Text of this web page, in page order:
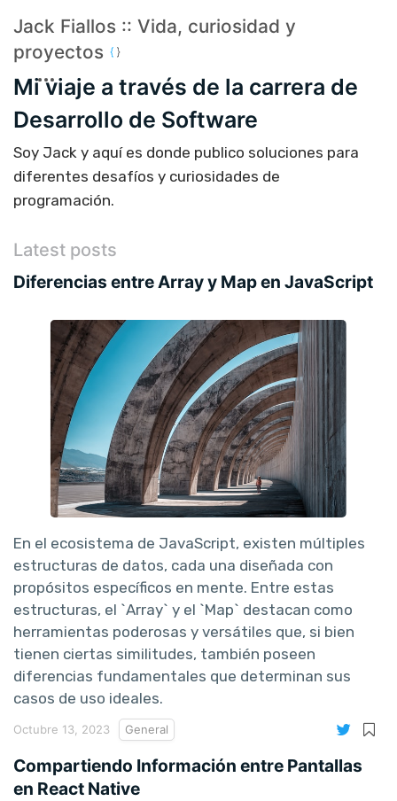
Jack Fiallos :: Vida, curiosidad y
proyectos
Mi viaje a través de la carrera de
Desarrollo de Software
Soy Jack y aquí es donde publico soluciones para
diferentes desafíos y curiosidades de
programación.
Latest posts
Diferencias entre Array y Map en JavaScript
En el ecosistema de JavaScript, existen múltiples
estructuras de datos, cada una diseñada con
propósitos específicos en mente. Entre estas
estructuras, el `Array` y el `Map` destacan como
herramientas poderosas y versátiles que, si bien
tienen ciertas similitudes, también poseen
diferencias fundamentales que determinan sus
casos de uso ideales.
Octubre 13, 2023 General
Compartiendo Información entre Pantallas
en React Native